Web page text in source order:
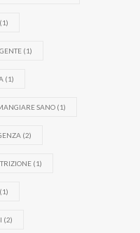
(1)
(1)
(1)
SANO (1)
(2)
(1)
(1)
(2)